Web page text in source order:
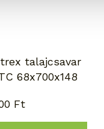
talajcsavar
68x700x148
Ft